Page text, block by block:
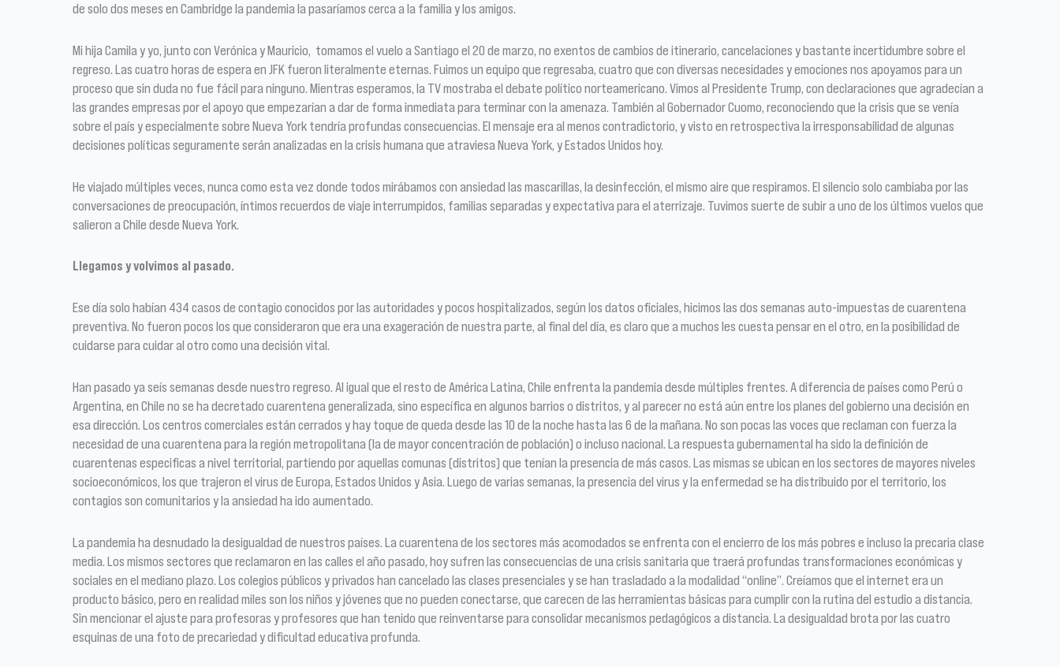
de solo dos meses en Cambridge la pandemia la pasaríamos cerca a la familia y los amigos.
Mi hija Camila y yo, junto con Verónica y Mauricio, tomamos el vuelo a Santiago el 20 de marzo, no exentos de cambios de itinerario, cancelaciones y bastante incertidumbre sobre el
regreso. Las cuatro horas de espera en JFK fueron literalmente eternas. Fuimos un equipo que regresaba, cuatro que con diversas necesidades y emociones nos apoyamos para un
proceso que sin duda no fue fácil para ninguno. Mientras esperamos, la TV mostraba el debate político norteamericano. Vimos al Presidente Trump, con declaraciones que agradecían a
las grandes empresas por el apoyo que empezarían a dar de forma inmediata para terminar con la amenaza. También al Gobernador Cuomo, reconociendo que la crisis que se venía
sobre el país y especialmente sobre Nueva York tendría profundas consecuencias. El mensaje era al menos contradictorio, y visto en retrospectiva la irresponsabilidad de algunas
decisiones políticas seguramente serán analizadas en la crisis humana que atraviesa Nueva York, y Estados Unidos hoy.
He viajado múltiples veces, nunca como esta vez donde todos mirábamos con ansiedad las mascarillas, la desinfección, el mismo aire que respiramos. El silencio solo cambiaba por las
conversaciones de preocupación, íntimos recuerdos de viaje interrumpidos, familias separadas y expectativa para el aterrizaje. Tuvimos suerte de subir a uno de los últimos vuelos que
salieron a Chile desde Nueva York.
Llegamos y volvimos al pasado.
Ese día solo habían 434 casos de contagio conocidos por las autoridades y pocos hospitalizados, según los datos oficiales, hicimos las dos semanas auto-impuestas de cuarentena
preventiva. No fueron pocos los que consideraron que era una exageración de nuestra parte, al final del día, es claro que a muchos les cuesta pensar en el otro, en la posibilidad de
cuidarse para cuidar al otro como una decisión vital.
Han pasado ya seís semanas desde nuestro regreso. Al igual que el resto de América Latina, Chile enfrenta la pandemia desde múltiples frentes. A diferencia de países como Perú o
Argentina, en Chile no se ha decretado cuarentena generalizada, sino específica en algunos barrios o distritos, y al parecer no está aún entre los planes del gobierno una decisión en
esa dirección. Los centros comerciales están cerrados y hay toque de queda desde las 10 de la noche hasta las 6 de la mañana. No son pocas las voces que reclaman con fuerza la
necesidad de una cuarentena para la región metropolitana (la de mayor concentración de población) o incluso nacional. La respuesta gubernamental ha sido la definición de
cuarentenas especificas a nivel territorial, partiendo por aquellas comunas (distritos) que tenían la presencia de más casos. Las mismas se ubican en los sectores de mayores niveles
socioeconómicos, los que trajeron el virus de Europa, Estados Unidos y Asia. Luego de varias semanas, la presencia del virus y la enfermedad se ha distribuido por el territorio, los
contagios son comunitarios y la ansiedad ha ido aumentado.
La pandemia ha desnudado la desigualdad de nuestros países. La cuarentena de los sectores más acomodados se enfrenta con el encierro de los más pobres e incluso la precaria clase
media. Los mismos sectores que reclamaron en las calles el año pasado, hoy sufren las consecuencias de una crisis sanitaria que traerá profundas transformaciones económicas y
sociales en el mediano plazo. Los colegios públicos y privados han cancelado las clases presenciales y se han trasladado a la modalidad “online”. Creíamos que el internet era un
producto básico, pero en realidad miles son los niños y jóvenes que no pueden conectarse, que carecen de las herramientas básicas para cumplir con la rutina del estudio a distancia.
Sin mencionar el ajuste para profesoras y profesores que han tenido que reinventarse para consolidar mecanismos pedagógicos a distancia. La desigualdad brota por las cuatro
esquinas de una foto de precariedad y dificultad educativa profunda.